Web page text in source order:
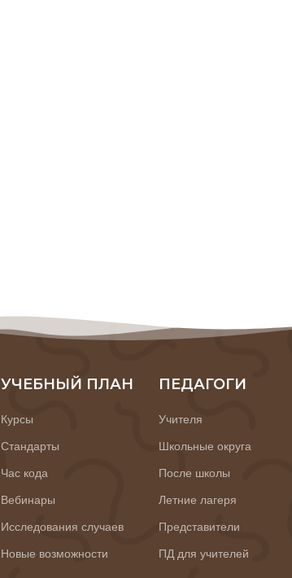
УЧЕБНЫЙ ПЛАН
Курсы
Стандарты
Час кода
Вебинары
Исследования случаев
Новые возможности
ПЕДАГОГИ
Учителя
Школьные округа
После школы
Летние лагеря
Представители
ПД для учителей